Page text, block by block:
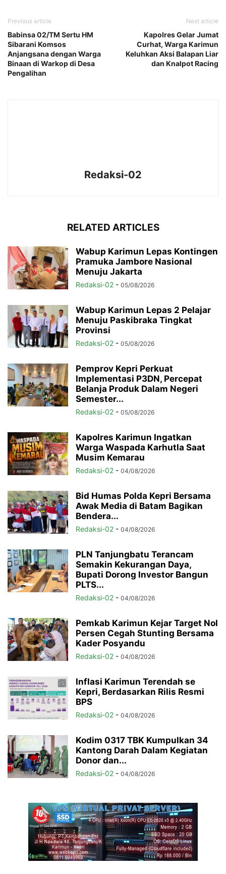
Previous article
Babinsa 02/TM Sertu HM
Sibarani Komsos
Anjangsana dengan Warga
Binaan di Warkop di Desa
Pengalihan
Next article
Kapolres Gelar Jumat
Curhat, Warga Karimun
Keluhkan Aksi Balapan Liar
dan Knalpot Racing
Redaksi-02
RELATED ARTICLES
Wabup Karimun Lepas Kontingen
Pramuka Jambore Nasional
Menuju Jakarta
Redaksi-02 - 05/08/2026
Wabup Karimun Lepas 2 Pelajar
Menuju Paskibraka Tingkat
Provinsi
Redaksi-02 - 05/08/2026
Pemprov Kepri Perkuat
Implementasi P3DN, Percepat
Belanja Produk Dalam Negeri
Semester...
Redaksi-02 - 05/08/2026
Kapolres Karimun Ingatkan
Warga Waspada Karhutla Saat
Musim Kemarau
Redaksi-02 - 04/08/2026
Bid Humas Polda Kepri Bersama
Awak Media di Batam Bagikan
Bendera...
Redaksi-02 - 04/08/2026
PLN Tanjungbatu Terancam
Semakin Kekurangan Daya,
Bupati Dorong Investor Bangun
PLTS...
Redaksi-02 - 04/08/2026
Pemkab Karimun Kejar Target Nol
Persen Cegah Stunting Bersama
Kader Posyandu
Redaksi-02 - 04/08/2026
Inflasi Karimun Terendah se
Kepri, Berdasarkan Rilis Resmi
BPS
Redaksi-02 - 04/08/2026
Kodim 0317 TBK Kumpulkan 34
Kantong Darah Dalam Kegiatan
Donor dan...
Redaksi-02 - 04/08/2026